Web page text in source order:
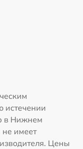
истечении
в Нижнем
не имеет
Цены